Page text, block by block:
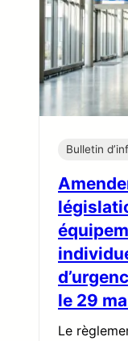
Bulletin
le 29
Le